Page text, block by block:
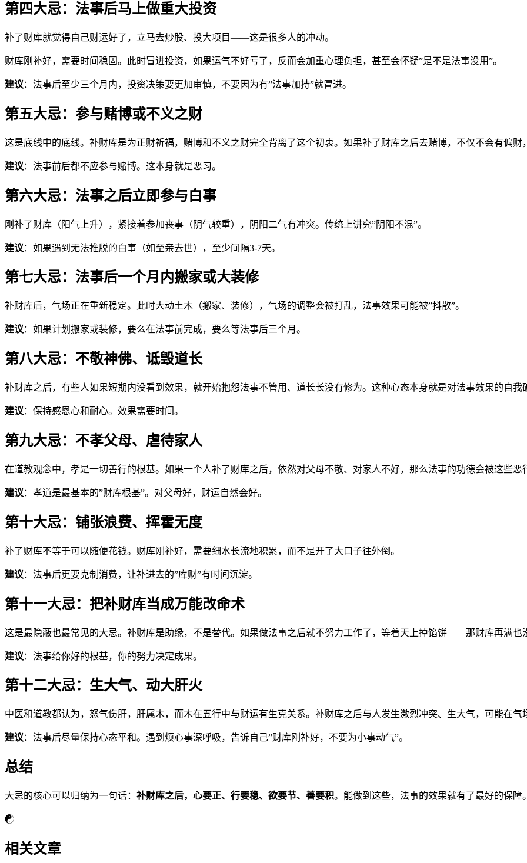
第四大忌：法事后马上做重大投资
补了财库就觉得自己财运好了，立马去炒股、投大项目——这是很多人的冲动。
财库刚补好，需要时间稳固。此时冒进投资，如果运气不好亏了，反而会加重心理负担，甚至会怀疑”是不是法事没用”。
建议 ：法事后至少三个月内，投资决策要更加审慎，不要因为有”法事加持”就冒进。
第五大忌：参与赌博或不义之财
这是底线中的底线。补财库是为正财祈福，赌博和不义之财完全背离了这个初衷。如果补了财库之后去赌博，不仅不会有偏财
建议 ：法事前后都不应参与赌博。这本身就是恶习。
第六大忌：法事之后立即参与白事
刚补了财库（阳气上升），紧接着参加丧事（阴气较重），阴阳二气有冲突。传统上讲究”阴阳不混”。
建议 ：如果遇到无法推脱的白事（如至亲去世），至少间隔3-7天。
第七大忌：法事后一个月内搬家或大装修
补财库后，气场正在重新稳定。此时大动土木（搬家、装修），气场的调整会被打乱，法事效果可能被”抖散”。
建议 ：如果计划搬家或装修，要么在法事前完成，要么等法事后三个月。
第八大忌：不敬神佛、诋毁道长
补财库之后，有些人如果短期内没看到效果，就开始抱怨法事不管用、道长长没有修为。这种心态本身就是对法事效果的自
建议 ：保持感恩心和耐心。效果需要时间。
第九大忌：不孝父母、虐待家人
在道教观念中，孝是一切善行的根基。如果一个人补了财库之后，依然对父母不敬、对家人不好，那么法事的功德会被这些恶
建议 ：孝道是最基本的”财库根基”。对父母好，财运自然会好。
第十大忌：铺张浪费、挥霍无度
补了财库不等于可以随便花钱。财库刚补好，需要细水长流地积累，而不是开了大口子往外倒。
建议 ：法事后更要克制消费，让补进去的”库财”有时间沉淀。
第十一大忌：把补财库当成万能改命术
这是最隐蔽也最常见的大忌。补财库是助缘，不是替代。如果做法事之后就不努力工作了，等着天上掉馅饼——那财库再满也
建议 ：法事给你好的根基，你的努力决定成果。
第十二大忌：生大气、动大肝火
中医和道教都认为，怒气伤肝，肝属木，而木在五行中与财运有生克关系。补财库之后与人发生激烈冲突、生大气，可能在气
建议 ：法事后尽量保持心态平和。遇到烦心事深呼吸，告诉自己”财库刚补好，不要为小事动气”。
总结
大忌的核心可以归纳为一句话： 补财库之后，心要正、行要稳、欲要节、善要积。能做到这些，法事的效果就有了最好的保障。
☯
相关文章